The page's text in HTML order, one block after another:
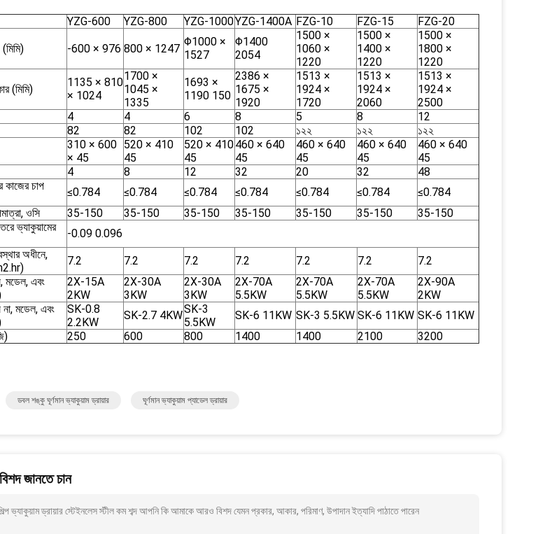
YZG-600 YZG-800 YZG-1000YZG-1400A FZG-10 FZG-15 FZG-20
-600 × 976 800 × 1247
Φ1000 ×
1527
Φ1400
2054
1500 ×
1060 ×
1220
1500 ×
1400 ×
1220
1500 ×
1800 ×
1220
(মিমি)
1135 × 810
× 1024
1700 ×
1045 ×
1335
1693 ×
1190 150
2386 ×
1675 ×
1920
1513 ×
1924 ×
1720
1513 ×
1924 ×
2060
1513 ×
1924 ×
2500
4 4 6 8 5 8
12
82 82 102 102 ১২২ ১২২
১২২
310 × 600
× 45
520 × 410
45
520 × 410
45
460 × 640
45
460 × 640
45
460 × 640
45
460 × 640
45
4 8 12 32 20 32
48
কাজের চাপ
≤0.784 ≤0.784 ≤0.784 ≤0.784 ≤0.784 ≤0.784
≤0.784
ওসি
35-150 35-150 35-150 35-150 35-150 35-150
35-150
ভ্যাকুয়ামের
-0.09 0.096
অধীনে,
7.2 7.2 7.2 7.2 7.2 7.2
7.2
মডেল, এবং
2X-15A
2KW
2X-30A
3KW
2X-30A
3KW
2X-70A
5.5KW
2X-70A
5.5KW
2X-70A
5.5KW
2X-90A
2KW
না, মডেল, এবং
SK-0.8
2.2KW
SK-2.7 4KWSK-3
5.5KW
SK-6 11KW SK-3 5.5KW SK-6 11KW SK-6 11KW
250 600 800 1400 1400 2100 3200
ডবল শঙ্কু ঘূর্ণমান ভ্যাকুয়াম ড্রায়ার ঘূর্ণমান ভ্যাকুয়াম প্যাডেল ড্রায়ার
জানতে চান
ভ্যাকুয়াম ড্রায়ার স্টেইনলেস স্টীল কম শব্দ আপনি কি আমাকে আরও বিশদ যেমন প্রকার, আকার, পরিমাণ, উপাদান ইত্যাদি পাঠাতে পারেন